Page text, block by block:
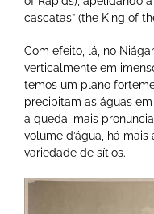
cascatas” (the King of
Com efeito, lá, no
verticalmente em
temos um plano
precipitam as águas
a queda, mais
volume d’água, há
variedade de sítios.